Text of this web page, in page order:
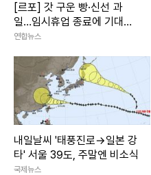
[르포] 갓 구운 빵·신선 과
일…임시휴업 종료에 기대감
가득 홈플러스
연합뉴스
내일날씨 '태풍진로→일본 강
타' 서울 39도, 주말엔 비소식
국제뉴스